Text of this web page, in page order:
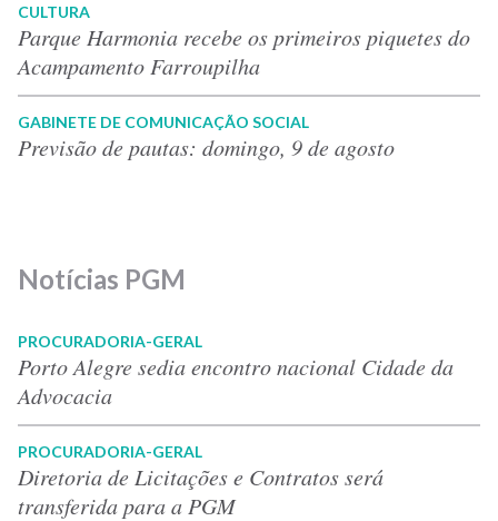
CULTURA
Parque Harmonia recebe os primeiros piquetes do
Acampamento Farroupilha
GABINETE DE COMUNICAÇÃO SOCIAL
Previsão de pautas: domingo, 9 de agosto
Notícias PGM
PROCURADORIA-GERAL
Porto Alegre sedia encontro nacional Cidade da
Advocacia
PROCURADORIA-GERAL
Diretoria de Licitações e Contratos será
transferida para a PGM